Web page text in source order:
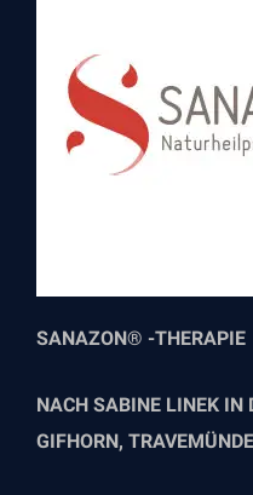
SANAZON® -THERAPIE
NACH SABINE LINEK IN
GIFHORN,